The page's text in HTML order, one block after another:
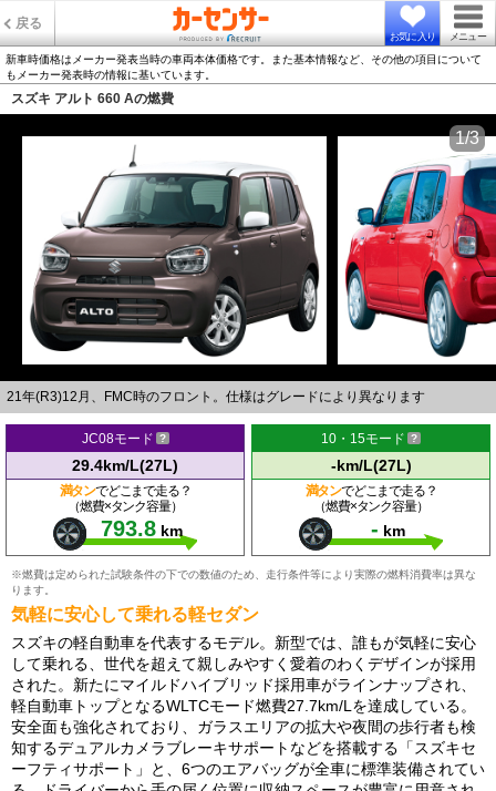
戻る
お気に入り メニュー
新車時価格はメーカー発表当時の車両本体価格です。また基本情報など、その他の項目について
もメーカー発表時の情報に基いています。
スズキ アルト 660 Aの燃費
21年(R3)12月、FMC時のフロント。仕様はグレードにより異なります
1/3
JC08モード
29.4km/L(27L)
満タンでどこまで走る？
（燃費×タンク容量）
793.8 km
10・15モード
-km/L(27L)
満タンでどこまで走る？
（燃費×タンク容量）
- km
※燃費は定められた試験条件の下での数値のため、走行条件等により実際の燃料消費率は異な
ります。
気軽に安心して乗れる軽セダン
スズキの軽自動車を代表するモデル。新型では、誰もが気軽に安心
して乗れる、世代を超えて親しみやすく愛着のわくデザインが採用
された。新たにマイルドハイブリッド採用車がラインナップされ、
軽自動車トップとなるWLTCモード燃費27.7km/Lを達成している。
安全面も強化されており、ガラスエリアの拡大や夜間の歩行者も検
知するデュアルカメラブレーキサポートなどを搭載する「スズキセ
ーフティサポート」と、6つのエアバッグが全車に標準装備されてい